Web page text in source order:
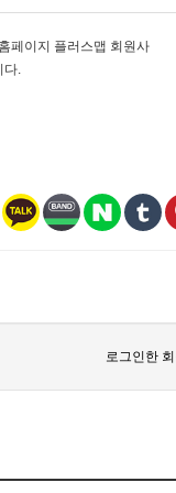
페이지 플러스맵 회원사
다.
로그인한